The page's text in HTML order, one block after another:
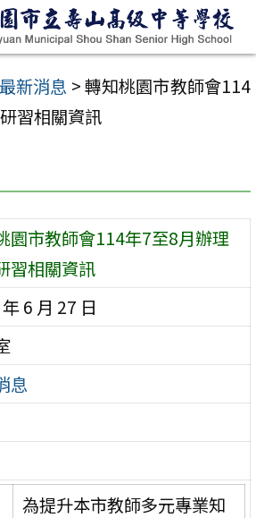
最新消息 >轉知桃園市教師會114
習相關資訊
園市教師會114年7至8月辦理
習相關資訊
6 月 27 日
息
為提升本市教師多元專業知